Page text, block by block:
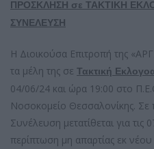
ΠΡΟΣΚΛΗΣΗ σε ΤΑΚΤΙΚΗ
ΣΥΝΕΛΕΥΣΗ
Η Διοικούσα Επιτροπή της
τα μέλη της σε Τακτική
04/06/24 και ώρα 19:00 στο
Νοσοκομείο Θεσσαλονίκης. Σε
Συνέλευση μετατίθεται για
περίπτωση μη απαρτίας εκ